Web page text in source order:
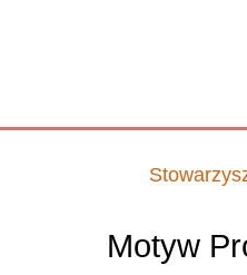
Motyw